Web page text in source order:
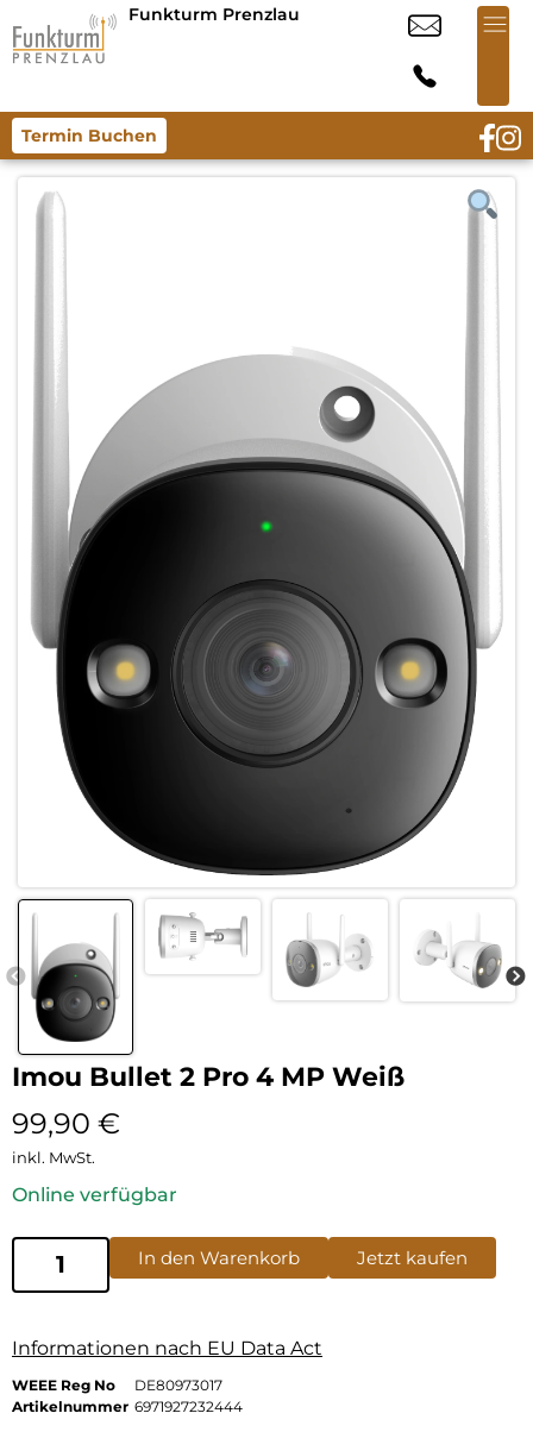
Funkturm Prenzlau
Termin Buchen
Imou Bullet 2 Pro 4 MP Weiß
99,90 €
inkl. MwSt.
Online verfügbar
In den Warenkorb Jetzt kaufen
Informationen nach EU Data Act
WEEE Reg No
DE80973017
Artikelnummer 6971927232444